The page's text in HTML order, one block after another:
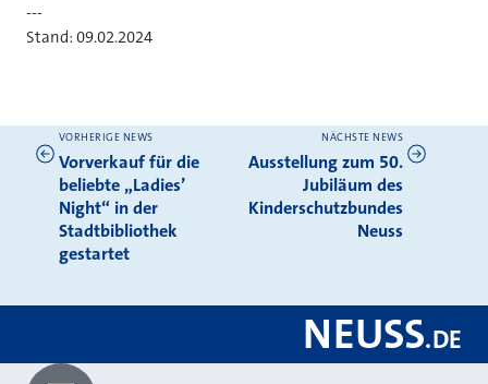
---
Stand: 09.02.2024
Weitere News
VORHERIGE NEWS
Vorverkauf für die
beliebte „Ladies’
Night“ in der
Stadtbibliothek
gestartet
NÄCHSTE NEWS
Ausstellung zum 50.
Jubiläum des
Kinderschutzbundes
Neuss
NEUSS.DE